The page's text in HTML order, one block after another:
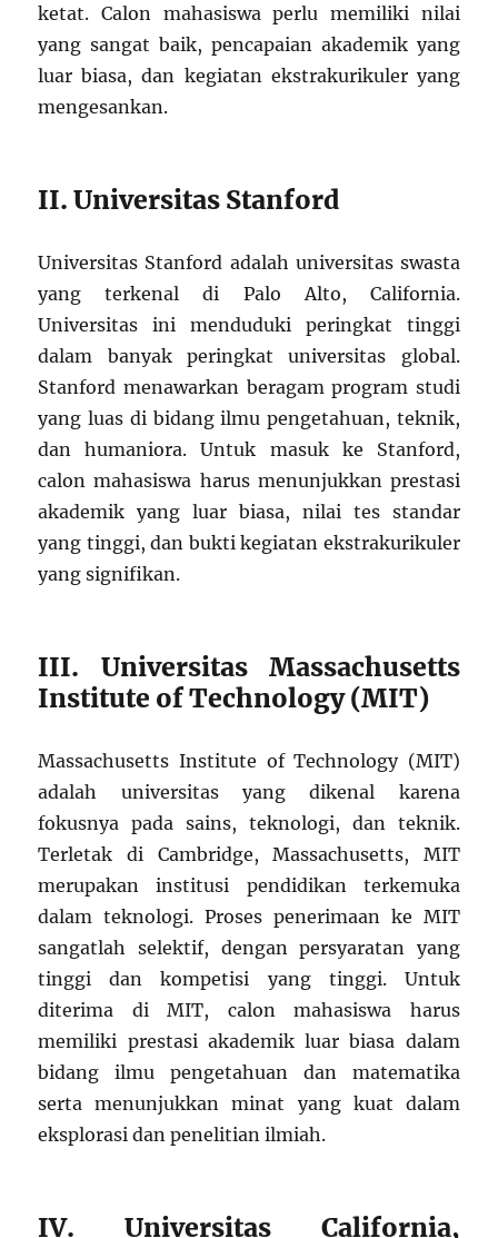
ketat. Calon mahasiswa perlu memiliki nilai
yang sangat baik, pencapaian akademik yang
luar biasa, dan kegiatan ekstrakurikuler yang
mengesankan.
II. Universitas Stanford
Universitas Stanford adalah universitas swasta
yang terkenal di Palo Alto, California.
Universitas ini menduduki peringkat tinggi
dalam banyak peringkat universitas global.
Stanford menawarkan beragam program studi
yang luas di bidang ilmu pengetahuan, teknik,
dan humaniora. Untuk masuk ke Stanford,
calon mahasiswa harus menunjukkan prestasi
akademik yang luar biasa, nilai tes standar
yang tinggi, dan bukti kegiatan ekstrakurikuler
yang signifikan.
III. Universitas Massachusetts
Institute of Technology (MIT)
Massachusetts Institute of Technology (MIT)
adalah universitas yang dikenal karena
fokusnya pada sains, teknologi, dan teknik.
Terletak di Cambridge, Massachusetts, MIT
merupakan institusi pendidikan terkemuka
dalam teknologi. Proses penerimaan ke MIT
sangatlah selektif, dengan persyaratan yang
tinggi dan kompetisi yang tinggi. Untuk
diterima di MIT, calon mahasiswa harus
memiliki prestasi akademik luar biasa dalam
bidang ilmu pengetahuan dan matematika
serta menunjukkan minat yang kuat dalam
eksplorasi dan penelitian ilmiah.
IV. Universitas California,